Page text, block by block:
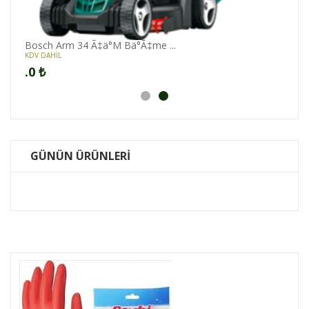
Bosch Arm 34 Ã‡ä°M Bä°Ã‡me ...
KDV DAHİL
.0 ₺
GÜNÜN ÜRÜNLERİ